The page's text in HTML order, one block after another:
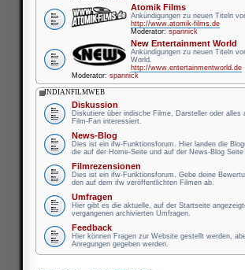
Atomik Films
Ankündigungen zu neuen Titeln
http://www.atomik-films.de
Moderator: spannick
New Entertainment World
Ankündigungen zu neuen Titeln
World.
http://www.entertainmentworld.de
Moderator: spannick
INDIANFILMWEB
Diskussion
Diskutiere über indische Filme, Darsteller oder alles
Film-Fan interessiert.
News-Blog
Dies ist ein ifw-Funktionsforum. Hier landen die
die auf der Home-Seite und auf der News-Blog Seite
Filmrezensionen
Dies ist ein ifw-Funktionsforum. Gebe deine
den auf dem ifw veröffentlichten Filmen ab.
Umfragen
Hier gibt es die aktuelle, auf der Startseite
vergangenen archivierten Umfragen.
Feedback
Hier können Fragen zur Website gestellt werden,
Anregungen gegeben werden.